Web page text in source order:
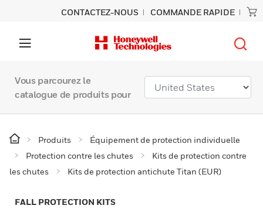
CONTACTEZ-NOUS COMMANDE RAPIDE
Vous parcourez le
catalogue de produits pour
Produits
Équipement de protection individuelle
Protection contre les chutes
Kits de protection contre
les chutes
Kits de protection antichute Titan (EUR)
FALL PROTECTION KITS